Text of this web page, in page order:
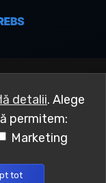
detalii. Alege
permitem:
Marketing
tot